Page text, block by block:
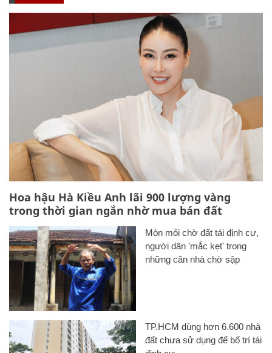
Hoa hậu Hà Kiều Anh lãi 900 lượng vàng
trong thời gian ngắn nhờ mua bán đất
Mòn mỏi chờ đất tái định cư,
người dân 'mắc kẹt' trong
những căn nhà chờ sập
TP.HCM dùng hơn 6.600 nhà
đất chưa sử dụng để bố trí tái